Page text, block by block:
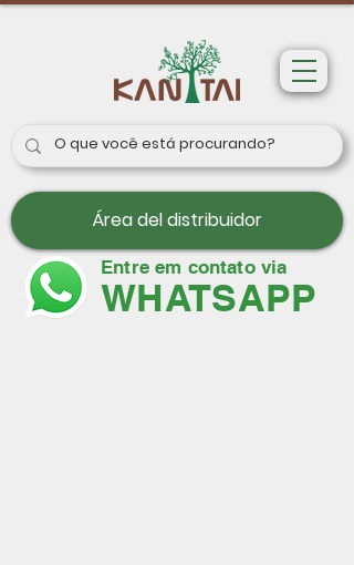
Área del distribuidor
Entre em contato via
WHATSAPP